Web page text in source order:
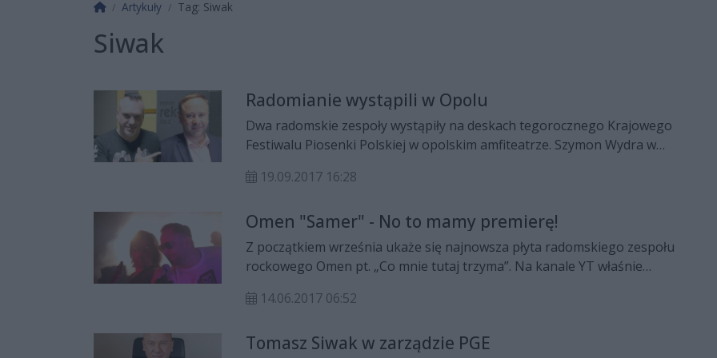
Strona główna
Artykuły Tag: Siwak
Siwak
Radomianie wystąpili w Opolu
Dwa radomskie zespoły wystąpiły na deskach tegorocznego Krajowego
Festiwalu Piosenki Polskiej w opolskim amfiteatrze. Szymon Wydra w
artysta Tomasz Siwak z zespołem Omen dla publiczności przygotowali
19.09.2017 16:28
Omen "Samer" - No to mamy premierę!
Z początkiem września ukaże się najnowsza płyta radomskiego zespołu
rockowego Omen pt. „Co mnie tutaj trzyma”. Na kanale YT właśnie
14.06.2017 06:52
Tomasz Siwak w zarządzie PGE